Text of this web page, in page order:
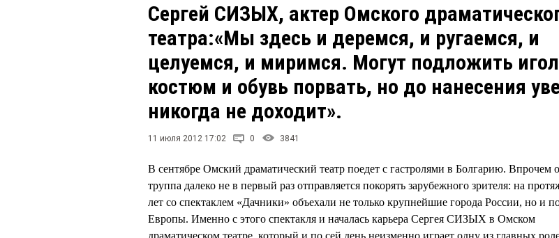
Сергей СИЗЫХ, актер Омского
театра:«Мы здесь и деремся, и ругаемся, и
целуемся, и миримся. Могут подложить
костюм и обувь порвать, но до нанесения
никогда не доходит».
11 июля 2012 17:02 0 3841
В сентябре Омский драматический театр поедет с гастролями в Болгарию. Впрочем
труппа далеко не в первый раз отправляется покорять зарубежного зрителя: на
лет со спектаклем «Дачники» объехали не только крупнейшие города России, но и
Европы. Именно с этого спектакля и началась карьера Сергея СИЗЫХ в Омском
драматическом театре, который и по сей день неизменно играет одну из главных